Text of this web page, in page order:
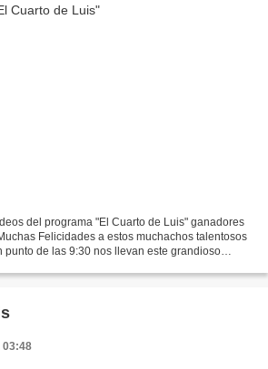
del programa "El Cuarto de Luis" ganadores
Felicidades a estos muchachos talentosos
punto de las 9:30 nos llevan este grandioso
03:48